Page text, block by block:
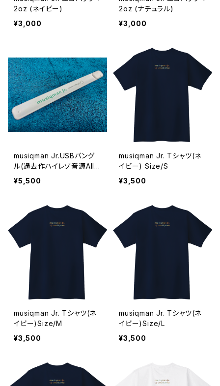
2oz (ネイビー)
¥3,000
2oz (ナチュラル)
¥3,000
musiqman Jr.USBバング
ル(過去作ハイレゾ音源All I
n)
¥5,500
musiqman Jr. Tシャツ(ネ
イビー) Size/S
¥3,500
musiqman Jr. Tシャツ(ネ
イビー)Size/M
¥3,500
musiqman Jr. Tシャツ(ネ
イビー)Size/L
¥3,500